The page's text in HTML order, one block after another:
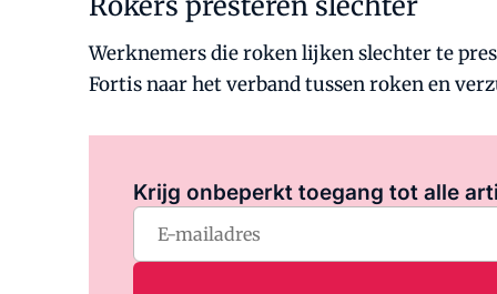
Werknemers die roken lijken slechter te
Fortis naar het verband tussen roken en
Krijg onbeperkt toegang tot alle